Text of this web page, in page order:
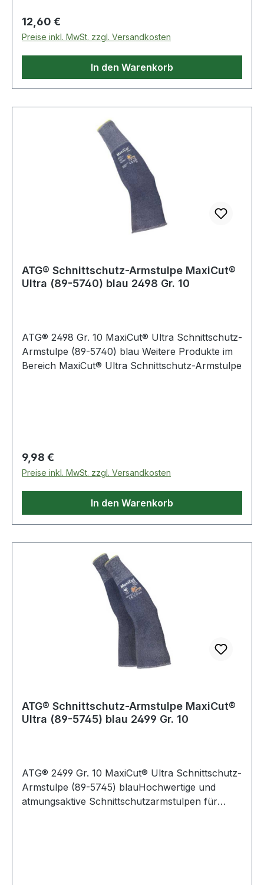
Regulärer Preis:
12,60 €
Preise inkl. MwSt. zzgl. Versandkosten
In den Warenkorb
ATG® Schnittschutz-Armstulpe MaxiCut®
Ultra (89-5740) blau 2498 Gr. 10
ATG® 2498 Gr. 10 MaxiCut® Ultra Schnittschutz-
Armstulpe (89-5740) blau Weitere Produkte im
Bereich MaxiCut® Ultra Schnittschutz-Armstulpe
Regulärer Preis:
9,98 €
Preise inkl. MwSt. zzgl. Versandkosten
In den Warenkorb
ATG® Schnittschutz-Armstulpe MaxiCut®
Ultra (89-5745) blau 2499 Gr. 10
ATG® 2499 Gr. 10 MaxiCut® Ultra Schnittschutz-
Armstulpe (89-5745) blauHochwertige und
atmungsaktive Schnittschutzarmstulpen für